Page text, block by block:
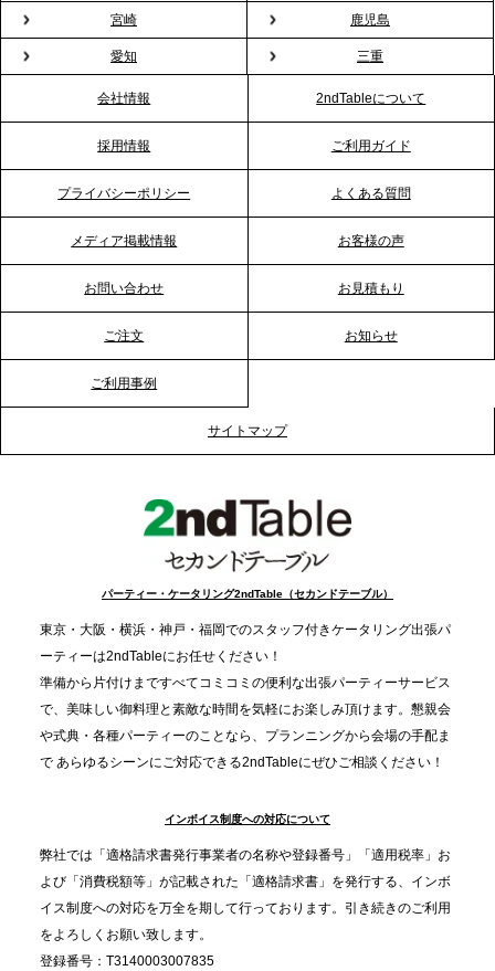
プレスリリースのご案内｜もう「義理チョコ」で悩
まない。職場のバレンタインをケータリングで“福利
厚生”化。採用にも効く新スタイルを提案
2026.1.23
RKB毎日放送「RKB NEWS」で、2ndTable「恵方
巻きケータリング」が紹介されました
2026.1.20
る？「恵方巻きケータリング」で、社内コミュニケ
ーションを活性化
2025.12.12
事提供を実施へ
TBS「Nスタ」で、2ndTable「1DISH」が紹介され
2025.11.21
プレスリリースのご案内｜忘年会は“移動時間ゼロ
分”の時代へ。法人注文が前年比5倍に伸びた「宅配
オードブル」が提案する、新しい乾杯文化
プレスリリースのご案内｜職場で完結する“忘年会・
納会ケータリング”が人気。幹事負担を軽減し、社内
コミュニケーションを促進
宮崎 鹿児島
愛知 三重
会社情報 2ndTableについて
採用情報 ご利用ガイド
プライバシーポリシー よくある質問
メディア掲載情報 お客様の声
お問い合わせ お見積もり
ご注文 お知らせ
ご利用事例
サイトマップ
パーティー・ケータリング2ndTable（セカンドテーブル）
東京・大阪・横浜・神戸・福岡でのスタッフ付きケータリング出張パ
ーティーは2ndTableにお任せください！
準備から片付けまですべてコミコミの便利な出張パーティーサービス
で、美味しい御料理と素敵な時間を気軽にお楽しみ頂けます。懇親会
や式典・各種パーティーのことなら、プランニングから会場の手配ま
で あらゆるシーンにご対応できる2ndTableにぜひご相談ください！
インボイス制度への対応について
弊社では「適格請求書発行事業者の名称や登録番号」「適用税率」お
よび「消費税額等」が記載された「適格請求書」を発行する、インボ
イス制度への対応を万全を期して行っております。引き続きのご利用
をよろしくお願い致します。
登録番号：T3140003007835